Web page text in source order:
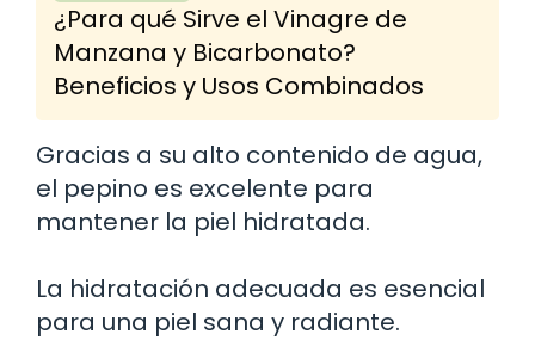
¿Para qué Sirve el Vinagre de
Manzana y Bicarbonato?
Beneficios y Usos Combinados
Gracias a su alto contenido de agua,
el pepino es excelente para
mantener la piel hidratada.
La hidratación adecuada es esencial
para una piel sana y radiante.